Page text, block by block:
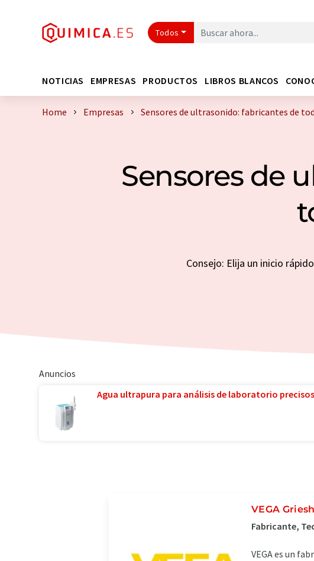
Todos
NOTICIAS EMPRESAS PRODUCTOS LIBROS BLANCOS
Home Empresas Sensores de ultrasonido: fabricantes de
Sensores de
Consejo: Elija un inicio
Anuncios
Agua ultrapura para análisis de laboratorio
VEGA
Fabricante,
VEGA es un